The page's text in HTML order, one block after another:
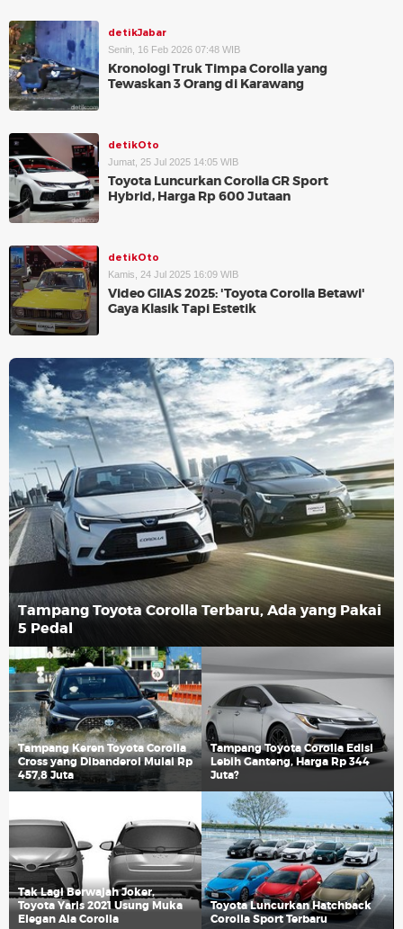
detikJabar
Senin, 16 Feb 2026 07:48 WIB
Kronologi Truk Timpa Corolla yang
Tewaskan 3 Orang di Karawang
detikOto
Jumat, 25 Jul 2025 14:05 WIB
Toyota Luncurkan Corolla GR Sport
Hybrid, Harga Rp 600 Jutaan
detikOto
Kamis, 24 Jul 2025 16:09 WIB
Video GIIAS 2025: 'Toyota Corolla Betawi'
Gaya Klasik Tapi Estetik
Tampang Toyota Corolla Terbaru, Ada yang Pakai
5 Pedal
Tampang Keren Toyota Corolla
Cross yang Dibanderol Mulai Rp
457,8 Juta
Tampang Toyota Corolla Edisi
Lebih Ganteng, Harga Rp 344
Juta?
Tak Lagi Berwajah Joker,
Toyota Yaris 2021 Usung Muka
Elegan Ala Corolla
Toyota Luncurkan Hatchback
Corolla Sport Terbaru